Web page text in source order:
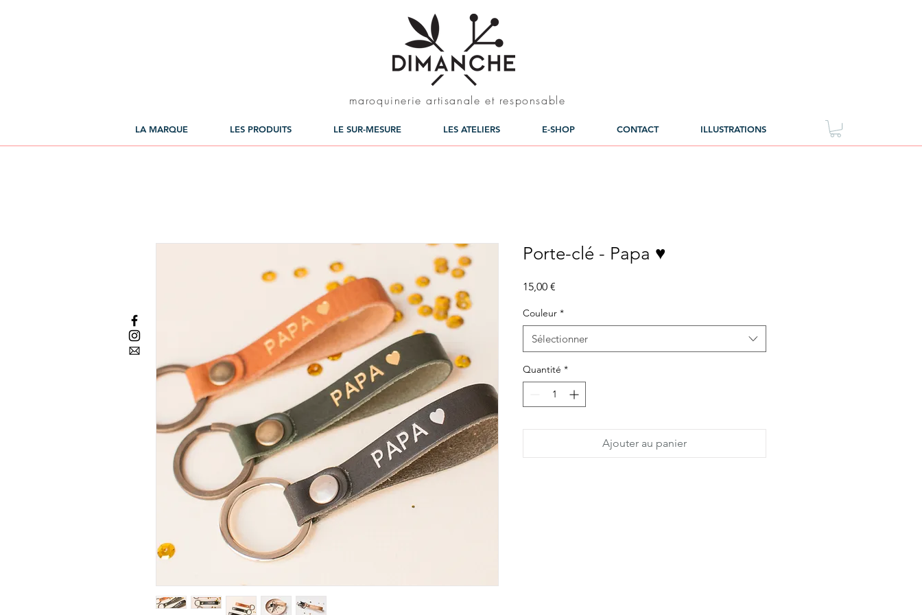
maroquinerie artisanale et responsable
LA MARQUE LES PRODUITS LE SUR-MESURE LES ATELIERS E-SHOP CONTACT ILLUSTRATIONS
Porte-clé - Papa ♥
15,00 €
Couleur *
Sélectionner
Quantité *
Ajouter au panier